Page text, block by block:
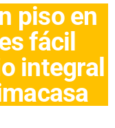
piso en
fácil
integral